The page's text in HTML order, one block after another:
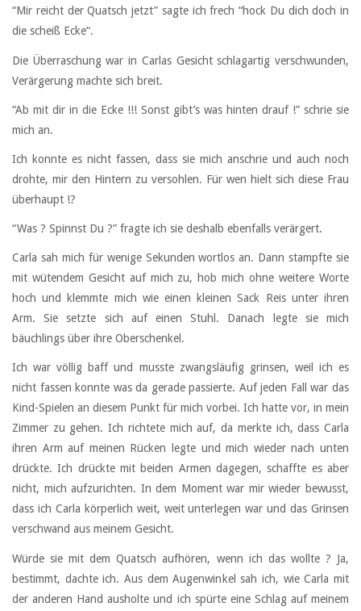
“Mir reicht der Quatsch jetzt” sagte ich frech “hock Du dich doch in
die scheiß Ecke“.
Die Überraschung war in Carlas Gesicht schlagartig verschwunden,
Verärgerung machte sich breit.
“Ab mit dir in die Ecke !!! Sonst gibt’s was hinten drauf !” schrie sie
mich an.
Ich konnte es nicht fassen, dass sie mich anschrie und auch noch
drohte, mir den Hintern zu versohlen. Für wen hielt sich diese Frau
überhaupt !?
“Was ? Spinnst Du ?” fragte ich sie deshalb ebenfalls verärgert.
Carla sah mich für wenige Sekunden wortlos an. Dann stampfte sie
mit wütendem Gesicht auf mich zu, hob mich ohne weitere Worte
hoch und klemmte mich wie einen kleinen Sack Reis unter ihren
Arm. Sie setzte sich auf einen Stuhl. Danach legte sie mich
bäuchlings über ihre Oberschenkel.
Ich war völlig baff und musste zwangsläufig grinsen, weil ich es
nicht fassen konnte was da gerade passierte. Auf jeden Fall war das
Kind-Spielen an diesem Punkt für mich vorbei. Ich hatte vor, in mein
Zimmer zu gehen. Ich richtete mich auf, da merkte ich, dass Carla
ihren Arm auf meinen Rücken legte und mich wieder nach unten
drückte. Ich drückte mit beiden Armen dagegen, schaffte es aber
nicht, mich aufzurichten. In dem Moment war mir wieder bewusst,
dass ich Carla körperlich weit, weit unterlegen war und das Grinsen
verschwand aus meinem Gesicht.
Würde sie mit dem Quatsch aufhören, wenn ich das wollte ? Ja,
bestimmt, dachte ich. Aus dem Augenwinkel sah ich, wie Carla mit
der anderen Hand ausholte und ich spürte eine Schlag auf meinem